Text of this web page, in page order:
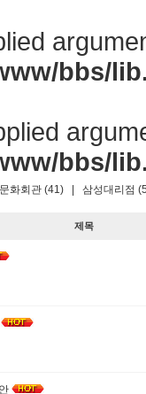
bbs/
bbs/
화회관 (41)
삼성대리점
제목